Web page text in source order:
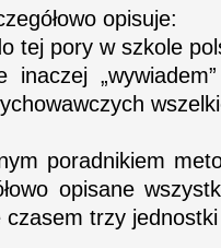
opisuje:
tej pory w szkole
inaczej
poradnikiem
opisane
czasem trzy